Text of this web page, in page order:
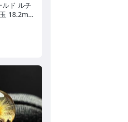
ルド ルチ
18.2mm